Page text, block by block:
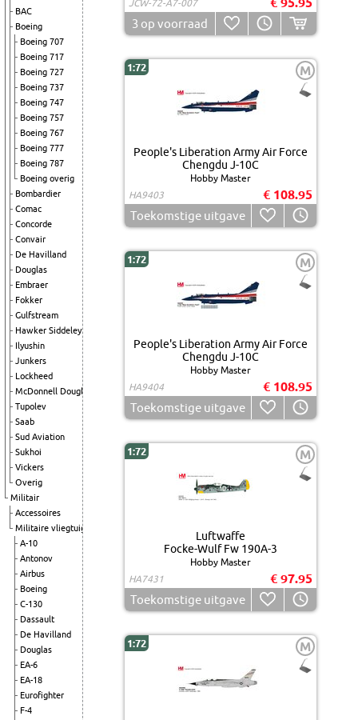
BAC
Boeing
Boeing 707
Boeing 717
Boeing 727
Boeing 737
Boeing 747
Boeing 757
Boeing 767
Boeing 777
Boeing 787
Boeing overig
Bombardier
Comac
Concorde
Convair
De Havilland
Douglas
Embraer
Fokker
Gulfstream
Hawker Siddeley
Ilyushin
Junkers
Lockheed
McDonnell Douglas
Tupolev
Saab
Sud Aviation
Sukhoi
Vickers
Overig
Militair
Accessoires
Militaire vliegtuigen
A-10
Antonov
Airbus
Boeing
C-130
Dassault
De Havilland
Douglas
EA-6
EA-18
Eurofighter
F-4
JCW-72-A7-007
3 op voorraad
1:72 M
People's Liberation Army Air Force
Chengdu J-10C
Hobby Master
HA9403
€ 108.95
Toekomstige uitgave
1:72 M
People's Liberation Army Air Force
Chengdu J-10C
Hobby Master
HA9404
€ 108.95
Toekomstige uitgave
1:72 M
Luftwaffe
Focke-Wulf Fw 190A-3
Hobby Master
HA7431
€ 97.95
Toekomstige uitgave
1:72 M